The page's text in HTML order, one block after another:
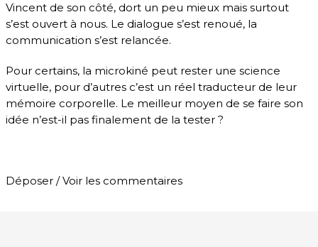
Vincent de son côté, dort un peu mieux mais surtout
s’est ouvert à nous. Le dialogue s’est renoué, la
communication s’est relancée.
Pour certains, la microkiné peut rester une science
virtuelle, pour d’autres c’est un réel traducteur de leur
mémoire corporelle. Le meilleur moyen de se faire son
idée n’est-il pas finalement de la tester ?
Déposer / Voir les commentaires